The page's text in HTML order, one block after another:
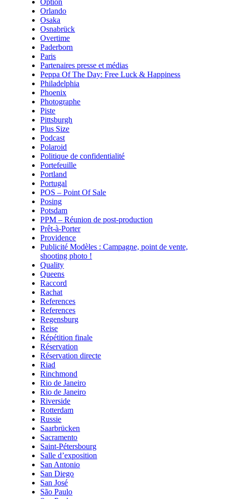
Orlando
Osaka
Osnabrück
Overtime
Paderborn
Paris
Partenaires presse et médias
Peppa Of The Day: Free Luck & Happiness
Philadelphia
Phoenix
Photographe
Piste
Pittsburgh
Plus Size
Podcast
Polaroid
Politique de confidentialité
Portefeuille
Portland
Portugal
POS – Point Of Sale
Posing
Potsdam
PPM – Réunion de post-production
Prêt-à-Porter
Providence
Publicité Modèles : Campagne, point de vente,
shooting photo !
Quality
Queens
Raccord
Rachat
References
References
Regensburg
Reise
Répétition finale
Réservation
Réservation directe
Riad
Rinchmond
Rio de Janeiro
Rio de Janeiro
Riverside
Rotterdam
Russie
Saarbrücken
Sacramento
Saint-Pétersbourg
Salle d’exposition
San Antonio
San Diego
San José
São Paulo